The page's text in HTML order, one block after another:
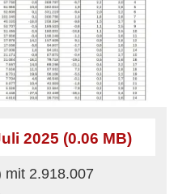
Tourismus-Statistik Juli 2025 (0.06 MB)
mit 2.918.007